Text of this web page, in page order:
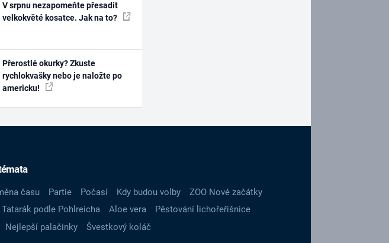
V srpnu nezapomeňte přesadit
velkokvěté kosatce. Jak na to?
Přerostlé okurky? Zkuste
rychlokvašky nebo je naložte po
americku!
času Partie Počasí Kdy budou volby
ZOO Nové začátky
Tatarák podle Pohlreicha Aloe vera
Pěstování lichořeřišnice
Nejlepší palačinky Švestkový koláč